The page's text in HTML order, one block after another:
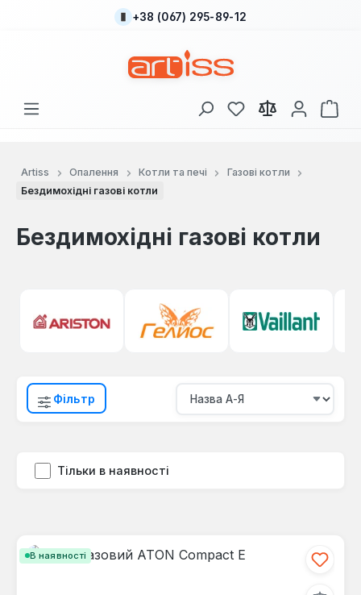
Перейти до основного вмісту
+38 (067) 295-89-12
У вас є 0 у списку
Artiss Опалення Котли та печі
Газові котли
Бездимохідні газові котли
Бездимохідні газові котли
Фільтр
Тільки в наявності
В наявності